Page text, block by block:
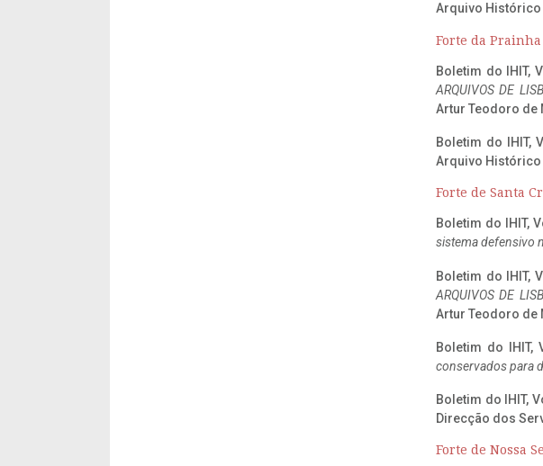
Arquivo
Forte da Prainha
Boletim do IHIT,
ARQUIVOS DE
Artur Teodoro de
Boletim do IHIT,
Arquivo Histórico
Forte de Santa
Boletim do IHIT,
sistema defensivo
Boletim do IHIT,
ARQUIVOS DE
Artur Teodoro de
Boletim do IHIT,
conservados para
Boletim do IHIT,
Direcção dos
Forte de Nossa